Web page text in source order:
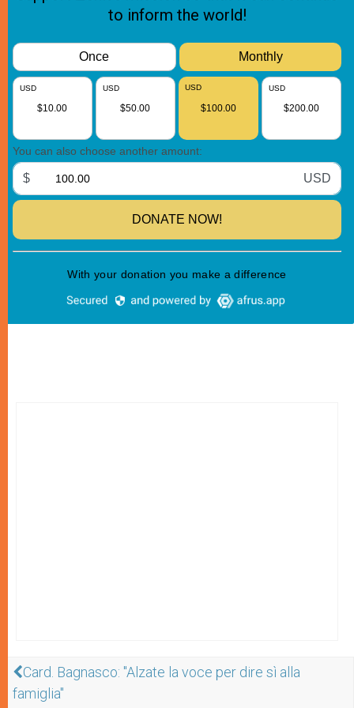
Card. Bagnasco: "Alzate la voce per dire sì alla
famiglia"